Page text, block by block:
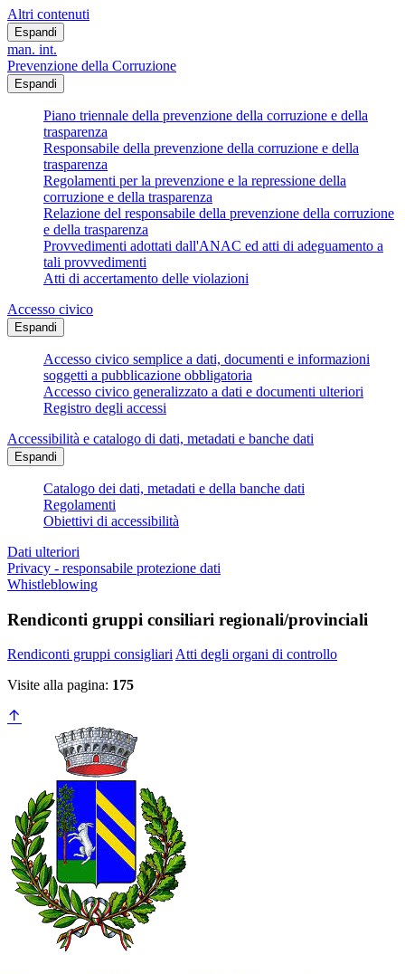
Altri contenuti
Espandi
man. int.
Prevenzione della Corruzione
Espandi
Piano triennale della prevenzione della corruzione e della
trasparenza
Responsabile della prevenzione della corruzione e della
trasparenza
Regolamenti per la prevenzione e la repressione della
corruzione e della trasparenza
Relazione del responsabile della prevenzione della corruzione
e della trasparenza
Provvedimenti adottati dall'ANAC ed atti di adeguamento a
tali provvedimenti
Atti di accertamento delle violazioni
Accesso civico
Espandi
Accesso civico semplice a dati, documenti e informazioni
soggetti a pubblicazione obbligatoria
Accesso civico generalizzato a dati e documenti ulteriori
Registro degli accessi
Accessibilità e catalogo di dati, metadati e banche dati
Espandi
Catalogo dei dati, metadati e della banche dati
Regolamenti
Obiettivi di accessibilità
Dati ulteriori
Privacy - responsabile protezione dati
Whistleblowing
Rendiconti gruppi consiliari regionali/provinciali
Rendiconti gruppi consigliariAtti degli organi di controllo
Visite alla pagina: 175